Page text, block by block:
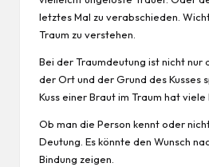
letztes Mal zu verabschieden.
Traum zu verstehen.
Bei der Traumdeutung ist nicht nur
der Ort und der Grund des Kusses
Kuss einer Braut im Traum hat
Ob man die Person kennt oder
Deutung. Es könnte den Wunsch
Bindung zeigen.